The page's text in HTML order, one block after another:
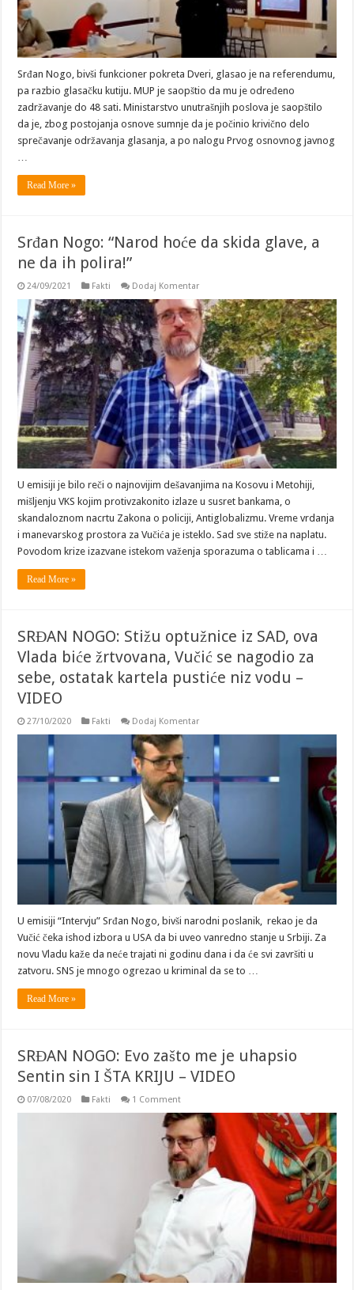
Srđan Nogo, bivši funkcioner pokreta Dveri, glasao je na referendumu,
pa razbio glasačku kutiju. MUP je saopštio da mu je određeno
zadržavanje do 48 sati. Ministarstvo unutrašnjih poslova je saopštilo
da je, zbog postojanja osnove sumnje da je počinio krivično delo
sprečavanje održavanja glasanja, a po nalogu Prvog osnovnog javnog
Read More »
Srđan Nogo: “Narod hoće da skida glave, a
ne da ih polira!”
24/09/2021 Fakti Dodaj Komentar
U emisiji je bilo reči o najnovijim dešavanjima na Kosovu i Metohiji,
mišljenju VKS kojim protivzakonito izlaze u susret bankama, o
skandaloznom nacrtu Zakona o policiji, Antiglobalizmu. Vreme vrdanja
i manevarskog prostora za Vučića je isteklo. Sad sve stiže na naplatu.
Povodom krize izazvane istekom važenja sporazuma o tablicama i …
Read More »
SRĐAN NOGO: Stižu optužnice iz SAD, ova
Vlada biće žrtvovana, Vučić se nagodio za
sebe, ostatak kartela pustiće niz vodu –
VIDEO
27/10/2020 Fakti Dodaj Komentar
U emisiji “Intervju” Srđan Nogo, bivši narodni poslanik, rekao je da
Vučić čeka ishod izbora u USA da bi uveo vanredno stanje u Srbiji. Za
novu Vladu kaže da neće trajati ni godinu dana i da će svi završiti u
zatvoru. SNS je mnogo ogrezao u kriminal da se to …
Read More »
SRĐAN NOGO: Evo zašto me je uhapsio
Sentin sin I ŠTA KRIJU – VIDEO
07/08/2020 Fakti 1 Comment